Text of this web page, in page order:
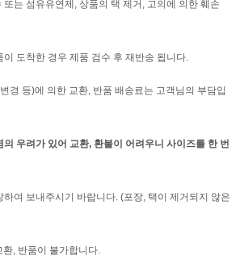
는 섬유유연제, 상품의 택 제거, 고의에 의한 훼손
도착한 경우 제품 검수 후 재반송 됩니다.
경 등)에 의한 교환, 반품 배송료는 고객님의 부담입
우려가 있어 교환, 환불이 어려우니 사이즈를 한 번
여 보내주시기 바랍니다. (포장, 택이 제거되지 않은
, 반품이 불가합니다.